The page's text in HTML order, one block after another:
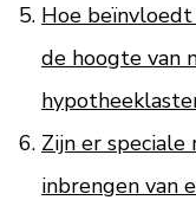
Hoe
de hoogte van
Zijn er
inbrengen van